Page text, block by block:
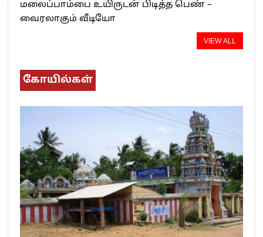
மலைப்பாம்பை உயிருடன் பிடித்த பெண் –
வைரலாகும் வீடியோ
VIEW ALL
கோயில்கள்